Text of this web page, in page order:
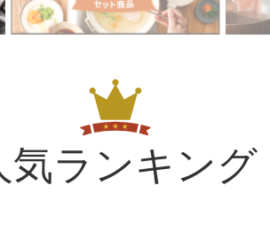
気ランキング